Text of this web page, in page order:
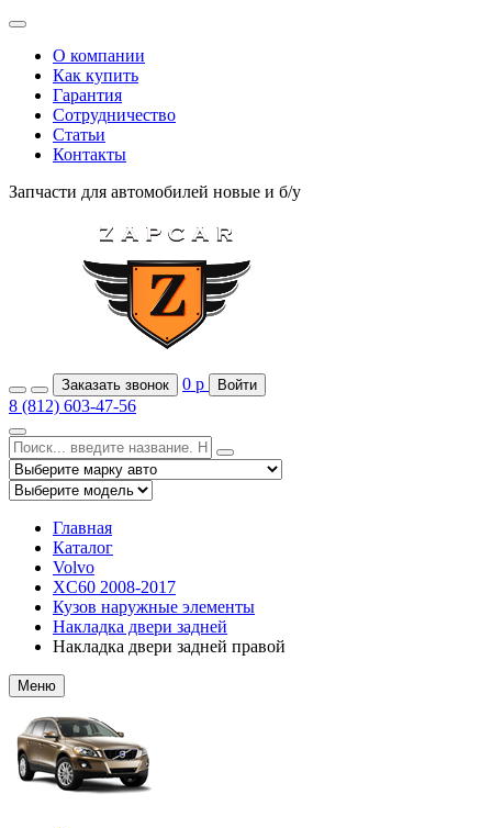
О компании
Как купить
Гарантия
Сотрудничество
Статьи
Контакты
Запчасти для автомобилей новые и б/у
Заказать звонок 0 р Войти
8 (812) 603-47-56
Главная
Каталог
Volvo
XC60 2008-2017
Кузов наружные элементы
Накладка двери задней
Накладка двери задней правой
Меню